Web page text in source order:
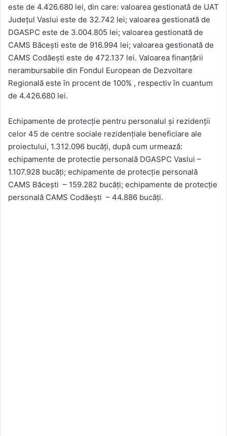
este de 4.426.680 lei, din care: valoarea gestionată de UAT
Județul Vaslui este de 32.742 lei; valoarea gestionată de
DGASPC este de 3.004.805 lei; valoarea gestionată de
CAMS Băcești este de 916.994 lei; valoarea gestionată de
CAMS Codăești este de 472.137 lei. Valoarea finanțării
nerambursabile din Fondul European de Dezvoltare
Regională este în procent de 100% , respectiv în cuantum
de 4.426.680 lei.
Echipamente de protecție pentru personalul și rezidenții
celor 45 de centre sociale rezidențiale beneficiare ale
proiectului, 1.312.096 bucăți, după cum urmează:
echipamente de protectie personală DGASPC Vaslui –
1.107.928 bucăți; echipamente de protecție personală
CAMS Băcești – 159.282 bucăți; echipamente de protecție
personală CAMS Codăești – 44.886 bucăți.